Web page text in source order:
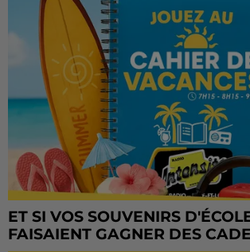
ET SI VOS SOUVENIRS
FAISAIENT GAGNER DES